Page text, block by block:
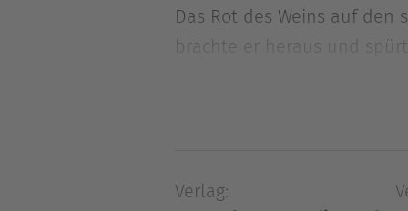
Das Rot des Weins auf
brachte er heraus und
brachte er heraus und
erfolgversprechenden
Verlag: